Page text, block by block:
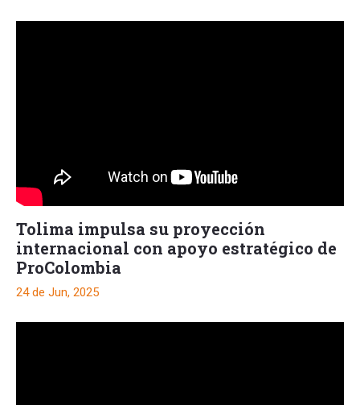
Tolima impulsa su proyección
internacional con apoyo estratégico de
ProColombia
24 de Jun, 2025